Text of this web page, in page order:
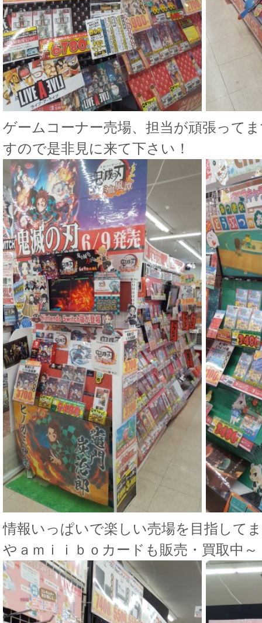
ゲームコーナー売場、担当が頑張って
すので是非見に来て下さい！
情報いっぱいで楽しい売場を目指し
やａｍｉｉｂｏカードも販売・買取中～